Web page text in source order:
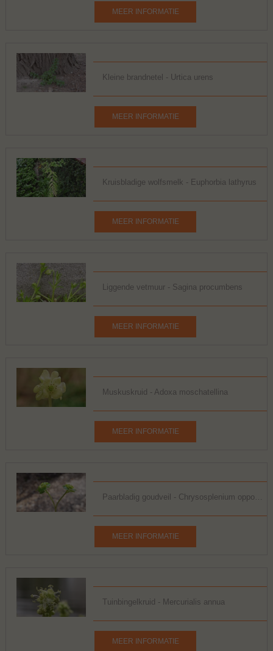
MEER INFORMATIE
Kleine brandnetel - Urtica urens
MEER INFORMATIE
Kruisbladige wolfsmelk - Euphorbia lathyrus
MEER INFORMATIE
Liggende vetmuur - Sagina procumbens
MEER INFORMATIE
Muskuskruid - Adoxa moschatellina
MEER INFORMATIE
Paarbladig goudveil - Chrysosplenium oppositifolium
MEER INFORMATIE
Tuinbingelkruid - Mercurialis annua
MEER INFORMATIE